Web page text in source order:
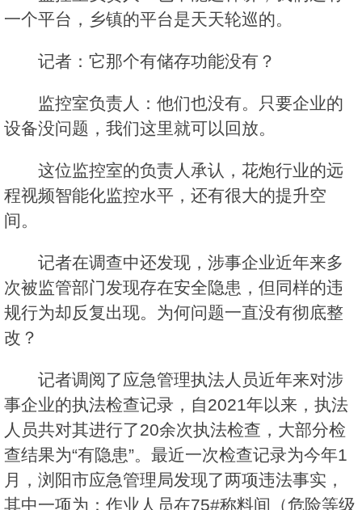
一个平台，乡镇的平台是天天轮巡的。
记者：它那个有储存功能没有？
监控室负责人：他们也没有。只要企业的
设备没问题，我们这里就可以回放。
这位监控室的负责人承认，花炮行业的远
程视频智能化监控水平，还有很大的提升空
间。
记者在调查中还发现，涉事企业近年来多
次被监管部门发现存在安全隐患，但同样的违
规行为却反复出现。为何问题一直没有彻底整
改？
记者调阅了应急管理执法人员近年来对涉
事企业的执法检查记录，自2021年以来，执法
人员共对其进行了20余次执法检查，大部分检
查结果为“有隐患”。最近一次检查记录为今年1
月，浏阳市应急管理局发现了两项违法事实，
其中一项为：作业人员在75#称料间（危险等级